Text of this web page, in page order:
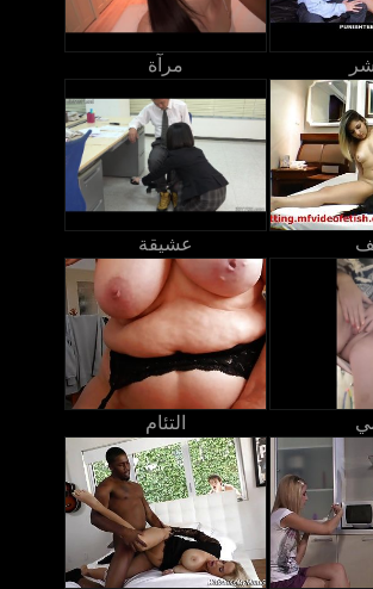
مرآة
عشيقة
التئام